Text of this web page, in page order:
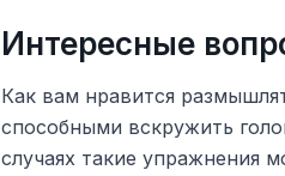
Интересные
Как вам нравится
способными вскружить
случаях такие упражнения